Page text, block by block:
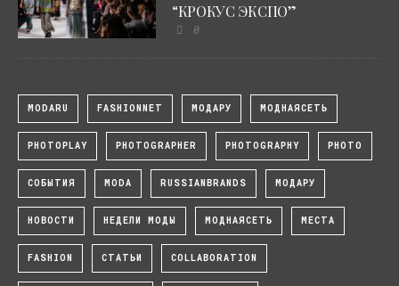
“КРОКУС ЭКСПО”
0
MODARU FASHIONNET МОДАРУ МОДНАЯСЕТЬ
PHOTOPLAY PHOTOGRAPHER PHOTOGRAPHY PHOTO
СОБЫТИЯ MODA RUSSIANBRANDS МОДАРУ
НОВОСТИ НЕДЕЛИ МОДЫ МОДНАЯСЕТЬ МЕСТА
FASHION СТАТЬИ COLLABORATION